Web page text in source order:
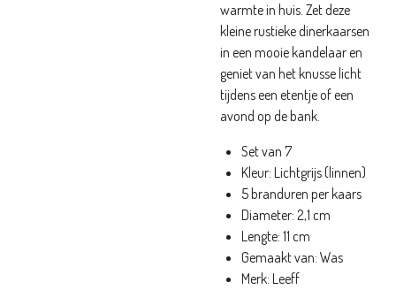
warmte in huis. Zet deze
kleine rustieke dinerkaarsen
in een mooie kandelaar en
geniet van het knusse licht
tijdens een etentje of een
avond op de bank.
Set van 7
Kleur: Lichtgrijs (linnen)
5 branduren per kaars
Diameter: 2,1 cm
Lengte: 11 cm
Gemaakt van: Was
Merk: Leeff